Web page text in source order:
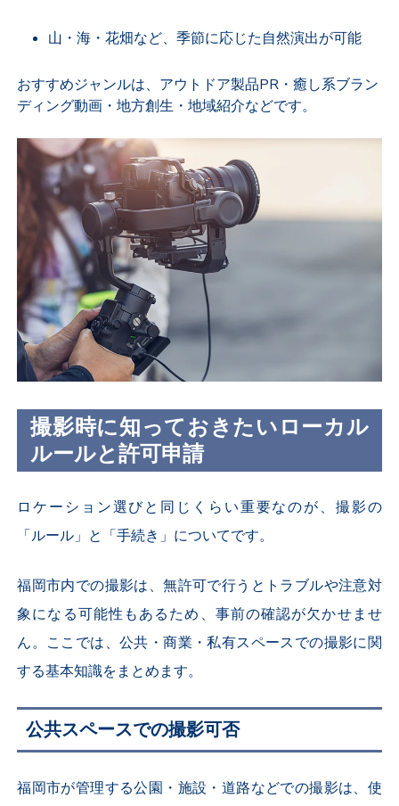
山・海・花畑など、季節に応じた自然演出が可能
おすすめジャンルは、アウトドア製品PR ・癒し系ブラン
ディング動画・地方創生・地域紹介などです。
撮影時に知っておきたいローカル
ルールと許可申請
ロケーション選びと同じくらい重要なのが、撮影の
「ルール」と「手続き」についてです。
福岡市内での撮影は、無許可で行うとトラブルや注意対
象になる可能性もあるため、事前の確認が欠かせませ
ん。ここでは、公共・商業・私有スペースでの撮影に関
する基本知識をまとめます。
公共スペースでの撮影可否
福岡市が管理する公園・施設・道路などでの撮影は、使